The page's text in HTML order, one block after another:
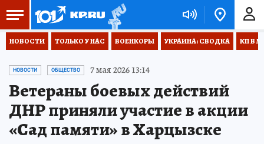
НОВОСТИ ТОЛЬКО У НАС ВОЕНКОРЫ УКРАИНА: СВОДКА КП В
НОВОСТИ ОБЩЕСТВО 7 мая 2026 13:14
Ветераны боевых действий
ДНР приняли участие в акции
«Сад памяти» в Харцызске